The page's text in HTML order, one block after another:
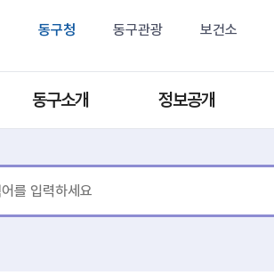
동구청 동구관광 보건소
동구소개 정보공개